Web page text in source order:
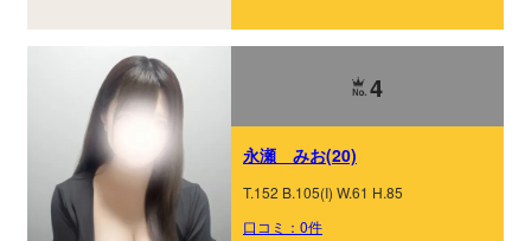
4
永瀬 みお(20)
T.152 B.105(I) W.61 H.85
口コミ：0件